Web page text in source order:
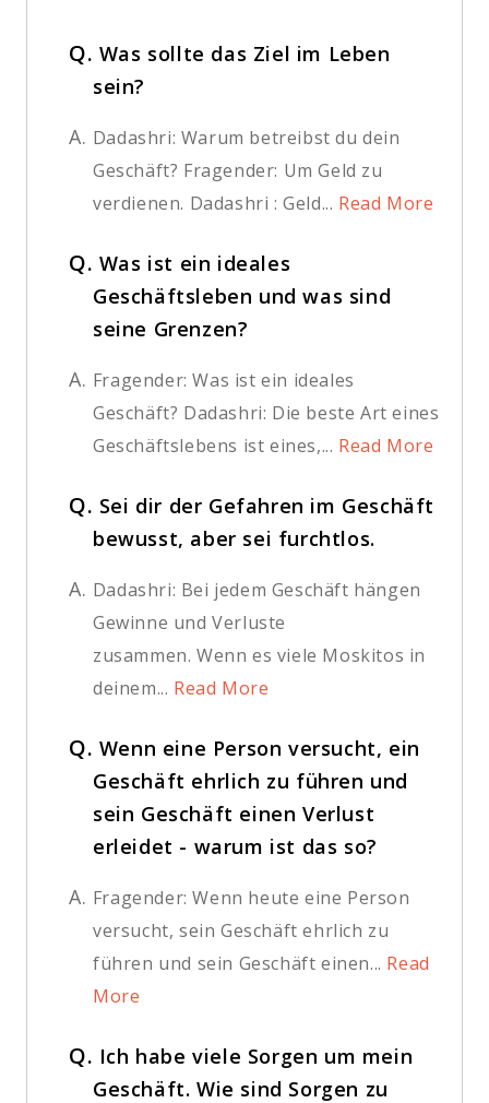
Q. Was sollte das Ziel im Leben
sein?
A. Dadashri: Warum betreibst du dein
Geschäft? Fragender: Um Geld zu
verdienen. Dadashri : Geld... Read More
Q. Was ist ein ideales
Geschäftsleben und was sind
seine Grenzen?
A. Fragender: Was ist ein ideales
Geschäft? Dadashri: Die beste Art eines
Geschäftslebens ist eines,... Read More
Q. Sei dir der Gefahren im Geschäft
bewusst, aber sei furchtlos.
A. Dadashri: Bei jedem Geschäft hängen
Gewinne und Verluste
zusammen. Wenn es viele Moskitos in
deinem... Read More
Q. Wenn eine Person versucht, ein
Geschäft ehrlich zu führen und
sein Geschäft einen Verlust
erleidet - warum ist das so?
A. Fragender: Wenn heute eine Person
versucht, sein Geschäft ehrlich zu
führen und sein Geschäft einen... Read
More
Q. Ich habe viele Sorgen um mein
Geschäft. Wie sind Sorgen zu